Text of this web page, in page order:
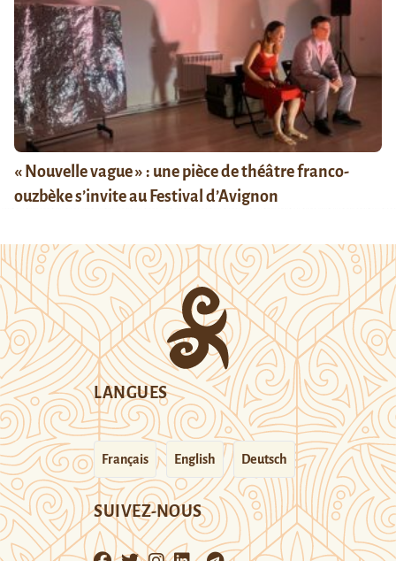
« Nouvelle vague » : une pièce de théâtre franco-
ouzbèke s’invite au Festival d’Avignon
LANGUES
Français English Deutsch
SUIVEZ-NOUS